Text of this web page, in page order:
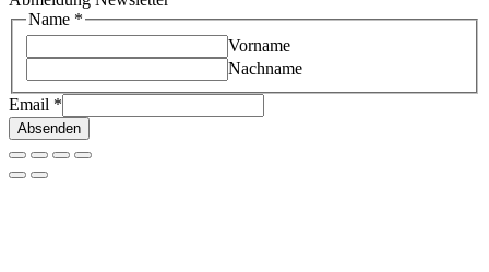
Name *
Vorname
Nachname
Email *
Absenden